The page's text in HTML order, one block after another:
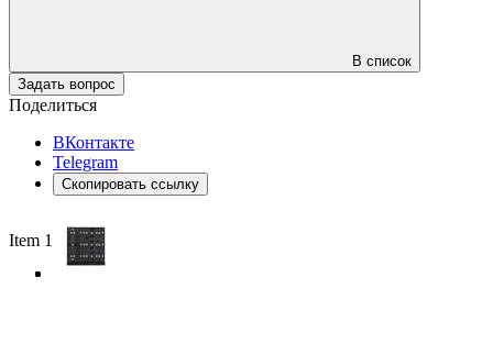
В список
Задать вопрос
Поделиться
ВКонтакте
Telegram
Скопировать ссылку
Item 1 of 3